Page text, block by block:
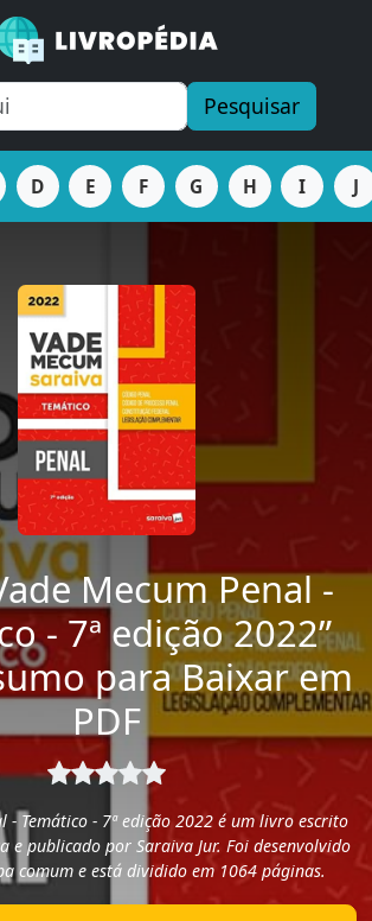
Pesquisar
D E F G H I J
Mecum Penal -
- 7ª edição 2022”
para Baixar em
PDF
- Temático - 7ª edição 2022 é um livro escrito
e publicado por Saraiva Jur. Foi desenvolvido
comum e está dividido em 1064 páginas.